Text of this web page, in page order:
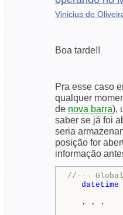
Vinicius de
Boa tarde!!
Pra esse caso
qualquer
de nova barra),
saber se já foi
seria
posição for
informação
//--- Global
datetime
. . .